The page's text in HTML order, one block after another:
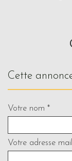
cette
Votre nom *
Votre adresse